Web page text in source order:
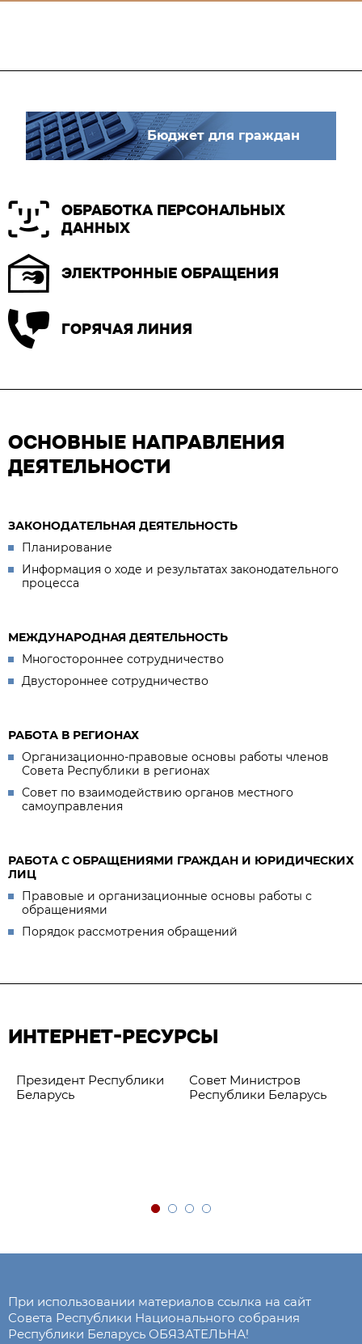
Бюджет для граждан
ОБРАБОТКА ПЕРСОНАЛЬНЫХ
ДАННЫХ
ЭЛЕКТРОННЫЕ ОБРАЩЕНИЯ
ГОРЯЧАЯ ЛИНИЯ
ОСНОВНЫЕ НАПРАВЛЕНИЯ
ДЕЯТЕЛЬНОСТИ
ЗАКОНОДАТЕЛЬНАЯ ДЕЯТЕЛЬНОСТЬ
Планирование
Информация о ходе и результатах законодательного
процесса
МЕЖДУНАРОДНАЯ ДЕЯТЕЛЬНОСТЬ
Многостороннее сотрудничество
Двустороннее сотрудничество
РАБОТА В РЕГИОНАХ
Организационно-правовые основы работы членов
Совета Республики в регионах
Совет по взаимодействию органов местного
самоуправления
РАБОТА С ОБРАЩЕНИЯМИ ГРАЖДАН И ЮРИДИЧЕСКИХ
ЛИЦ
Правовые и организационные основы работы с
обращениями
Порядок рассмотрения обращений
ИНТЕРНЕТ-РЕСУРСЫ
Президент Республики
Беларусь
Совет Министров
Республики Беларусь
При использовании материалов ссылка на сайт
Совета Республики Национального собрания
Республики Беларусь ОБЯЗАТЕЛЬНА!